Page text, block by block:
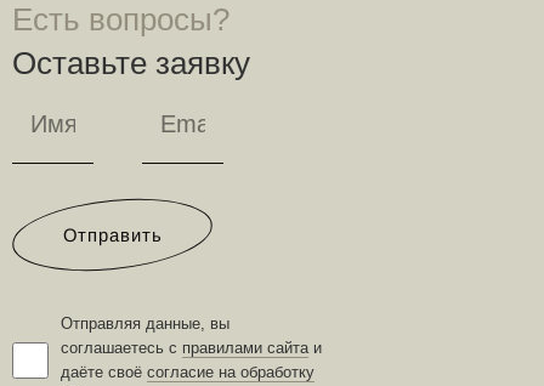
Есть вопросы?
Оставьте заявку
Отправляя данные, вы
соглашаетесь с правилами сайтаи
даёте своё согласие на обработку
Отправить